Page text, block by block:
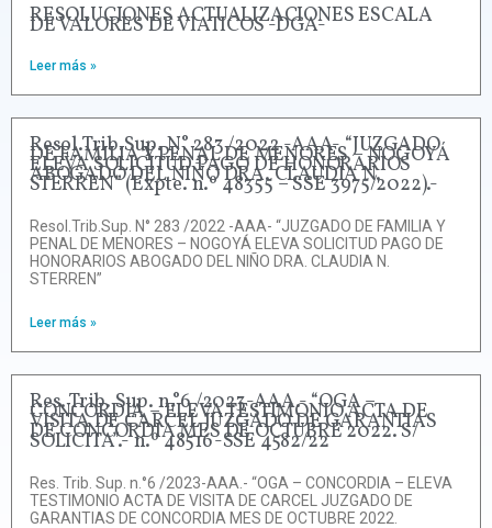
RESOLUCIONES ACTUALIZACIONES ESCALA
DE VALORES DE VIATICOS -DGA-
Leer más »
Resol.Trib.Sup. N° 283 /2022 -AAA- “JUZGADO
DE FAMILIA Y PENAL DE MENORES – NOGOYÁ
ELEVA SOLICITUD PAGO DE HONORARIOS
ABOGADO DEL NIÑO DRA. CLAUDIA N.
STERREN” (Expte. n.º 48355 – SSE 3975/2022).-
Resol.Trib.Sup. N° 283 /2022 -AAA- “JUZGADO DE FAMILIA Y
PENAL DE MENORES – NOGOYÁ ELEVA SOLICITUD PAGO DE
HONORARIOS ABOGADO DEL NIÑO DRA. CLAUDIA N.
STERREN”
Leer más »
Res. Trib. Sup. n.°6 /2023-AAA.- “OGA –
CONCORDIA – ELEVA TESTIMONIO ACTA DE
VISITA DE CARCEL JUZGADO DE GARANTIAS
DE CONCORDIA MES DE OCTUBRE 2022. S/
SOLICITA”.- n.º 48516-SSE 4582/22
Res. Trib. Sup. n.°6 /2023-AAA.- “OGA – CONCORDIA – ELEVA
TESTIMONIO ACTA DE VISITA DE CARCEL JUZGADO DE
GARANTIAS DE CONCORDIA MES DE OCTUBRE 2022.